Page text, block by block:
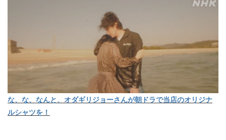
な、な、なんと、オダギリジョーさんが朝ドラで当店のオリジナ
ルシャツを！